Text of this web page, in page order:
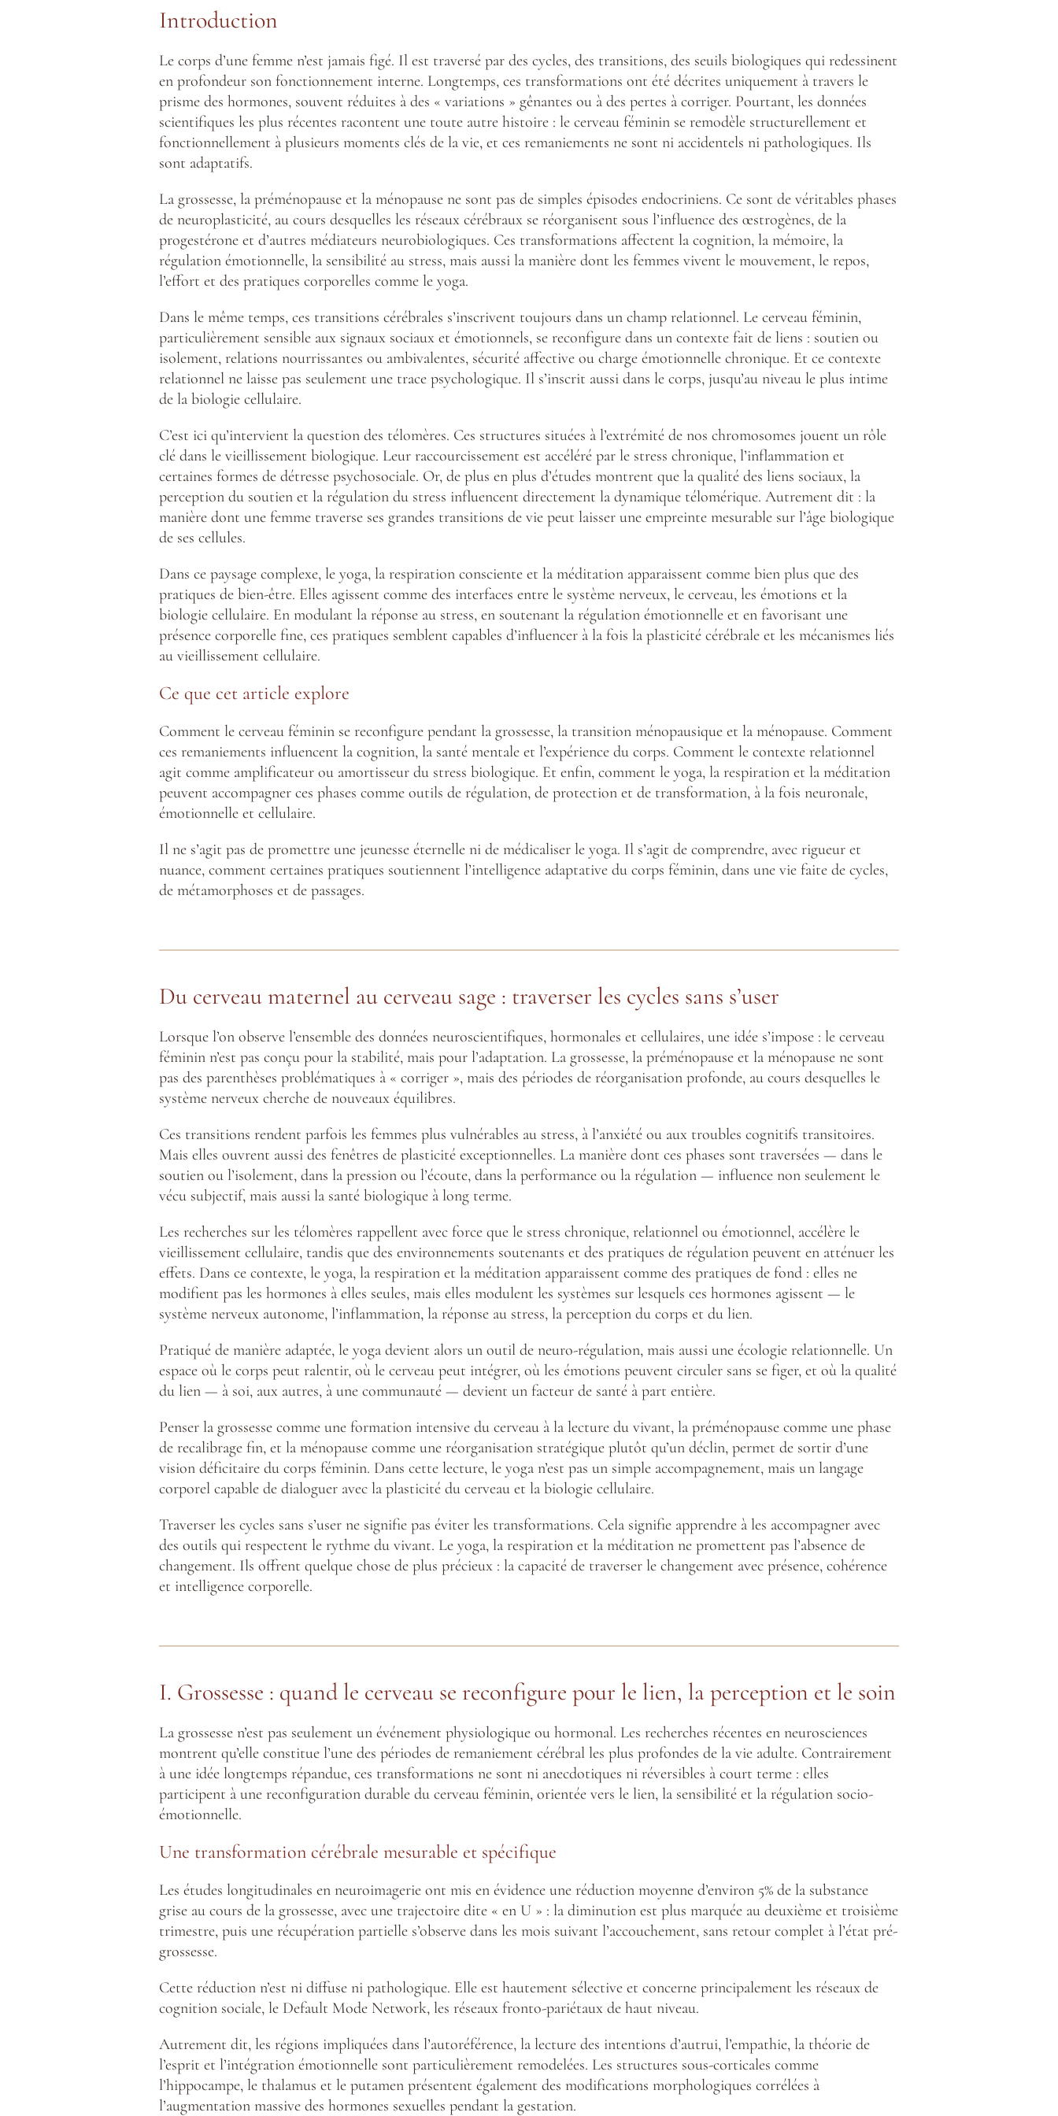
Introduction
Le corps d’une femme n’est jamais figé. Il est traversé par des cycles, des transitions, des seuils biologiques qui redessinent
en profondeur son fonctionnement interne. Longtemps, ces transformations ont été décrites uniquement à travers le
prisme des hormones, souvent réduites à des « variations » gênantes ou à des pertes à corriger. Pourtant, les données
scientifiques les plus récentes racontent une toute autre histoire : le cerveau féminin se remodèle structurellement et
fonctionnellement à plusieurs moments clés de la vie, et ces remaniements ne sont ni accidentels ni pathologiques. Ils
sont adaptatifs.
La grossesse, la préménopause et la ménopause ne sont pas de simples épisodes endocriniens. Ce sont de véritables phases
de neuroplasticité, au cours desquelles les réseaux cérébraux se réorganisent sous l’influence des œstrogènes, de la
progestérone et d’autres médiateurs neurobiologiques. Ces transformations affectent la cognition, la mémoire, la
régulation émotionnelle, la sensibilité au stress, mais aussi la manière dont les femmes vivent le mouvement, le repos,
l’effort et des pratiques corporelles comme le yoga.
Dans le même temps, ces transitions cérébrales s’inscrivent toujours dans un champ relationnel. Le cerveau féminin,
particulièrement sensible aux signaux sociaux et émotionnels, se reconfigure dans un contexte fait de liens : soutien ou
isolement, relations nourrissantes ou ambivalentes, sécurité affective ou charge émotionnelle chronique. Et ce contexte
relationnel ne laisse pas seulement une trace psychologique. Il s’inscrit aussi dans le corps, jusqu’au niveau le plus intime
de la biologie cellulaire.
C’est ici qu’intervient la question des télomères. Ces structures situées à l’extrémité de nos chromosomes jouent un rôle
clé dans le vieillissement biologique. Leur raccourcissement est accéléré par le stress chronique, l’inflammation et
certaines formes de détresse psychosociale. Or, de plus en plus d’études montrent que la qualité des liens sociaux, la
perception du soutien et la régulation du stress influencent directement la dynamique télomérique. Autrement dit : la
manière dont une femme traverse ses grandes transitions de vie peut laisser une empreinte mesurable sur l’âge biologique
de ses cellules.
Dans ce paysage complexe, le yoga, la respiration consciente et la méditation apparaissent comme bien plus que des
pratiques de bien-être. Elles agissent comme des interfaces entre le système nerveux, le cerveau, les émotions et la
biologie cellulaire. En modulant la réponse au stress, en soutenant la régulation émotionnelle et en favorisant une
présence corporelle fine, ces pratiques semblent capables d’influencer à la fois la plasticité cérébrale et les mécanismes liés
au vieillissement cellulaire.
Ce que cet article explore
Comment le cerveau féminin se reconfigure pendant la grossesse, la transition ménopausique et la ménopause. Comment
ces remaniements influencent la cognition, la santé mentale et l’expérience du corps. Comment le contexte relationnel
agit comme amplificateur ou amortisseur du stress biologique. Et enfin, comment le yoga, la respiration et la méditation
peuvent accompagner ces phases comme outils de régulation, de protection et de transformation, à la fois neuronale,
émotionnelle et cellulaire.
Il ne s’agit pas de promettre une jeunesse éternelle ni de médicaliser le yoga. Il s’agit de comprendre, avec rigueur et
nuance, comment certaines pratiques soutiennent l’intelligence adaptative du corps féminin, dans une vie faite de cycles,
de métamorphoses et de passages.
Du cerveau maternel au cerveau sage : traverser les cycles sans s’user
Lorsque l’on observe l’ensemble des données neuroscientifiques, hormonales et cellulaires, une idée s’impose : le cerveau
féminin n’est pas conçu pour la stabilité, mais pour l’adaptation. La grossesse, la préménopause et la ménopause ne sont
pas des parenthèses problématiques à « corriger », mais des périodes de réorganisation profonde, au cours desquelles le
système nerveux cherche de nouveaux équilibres.
Ces transitions rendent parfois les femmes plus vulnérables au stress, à l’anxiété ou aux troubles cognitifs transitoires.
Mais elles ouvrent aussi des fenêtres de plasticité exceptionnelles. La manière dont ces phases sont traversées — dans le
soutien ou l’isolement, dans la pression ou l’écoute, dans la performance ou la régulation — influence non seulement le
vécu subjectif, mais aussi la santé biologique à long terme.
Les recherches sur les télomères rappellent avec force que le stress chronique, relationnel ou émotionnel, accélère le
vieillissement cellulaire, tandis que des environnements soutenants et des pratiques de régulation peuvent en atténuer les
effets. Dans ce contexte, le yoga, la respiration et la méditation apparaissent comme des pratiques de fond : elles ne
modifient pas les hormones à elles seules, mais elles modulent les systèmes sur lesquels ces hormones agissent — le
système nerveux autonome, l’inflammation, la réponse au stress, la perception du corps et du lien.
Pratiqué de manière adaptée, le yoga devient alors un outil de neuro-régulation, mais aussi une écologie relationnelle. Un
espace où le corps peut ralentir, où le cerveau peut intégrer, où les émotions peuvent circuler sans se figer, et où la qualité
du lien — à soi, aux autres, à une communauté — devient un facteur de santé à part entière.
Penser la grossesse comme une formation intensive du cerveau à la lecture du vivant, la préménopause comme une phase
de recalibrage fin, et la ménopause comme une réorganisation stratégique plutôt qu’un déclin, permet de sortir d’une
vision déficitaire du corps féminin. Dans cette lecture, le yoga n’est pas un simple accompagnement, mais un langage
corporel capable de dialoguer avec la plasticité du cerveau et la biologie cellulaire.
Traverser les cycles sans s’user ne signifie pas éviter les transformations. Cela signifie apprendre à les accompagner avec
des outils qui respectent le rythme du vivant. Le yoga, la respiration et la méditation ne promettent pas l’absence de
changement. Ils offrent quelque chose de plus précieux : la capacité de traverser le changement avec présence, cohérence
et intelligence corporelle.
I. Grossesse : quand le cerveau se reconfigure pour le lien, la perception et le soin
La grossesse n’est pas seulement un événement physiologique ou hormonal. Les recherches récentes en neurosciences
montrent qu’elle constitue l’une des périodes de remaniement cérébral les plus profondes de la vie adulte. Contrairement
à une idée longtemps répandue, ces transformations ne sont ni anecdotiques ni réversibles à court terme : elles
participent à une reconfiguration durable du cerveau féminin, orientée vers le lien, la sensibilité et la régulation socio-
émotionnelle.
Une transformation cérébrale mesurable et spécifique
Les études longitudinales en neuroimagerie ont mis en évidence une réduction moyenne d’environ 5% de la substance
grise au cours de la grossesse, avec une trajectoire dite « en U » : la diminution est plus marquée au deuxième et troisième
trimestre, puis une récupération partielle s’observe dans les mois suivant l’accouchement, sans retour complet à l’état pré-
grossesse.
Cette réduction n’est ni diffuse ni pathologique. Elle est hautement sélective et concerne principalement les réseaux de
cognition sociale, le Default Mode Network, les réseaux fronto-pariétaux de haut niveau.
Autrement dit, les régions impliquées dans l’autoréférence, la lecture des intentions d’autrui, l’empathie, la théorie de
l’esprit et l’intégration émotionnelle sont particulièrement remodelées. Les structures sous-corticales comme
l’hippocampe, le thalamus et le putamen présentent également des modifications morphologiques corrélées à
l’augmentation massive des hormones sexuelles pendant la gestation.